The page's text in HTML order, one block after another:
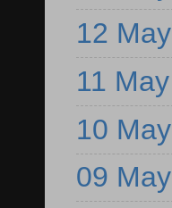
12 May
11 May
10 May
09 May